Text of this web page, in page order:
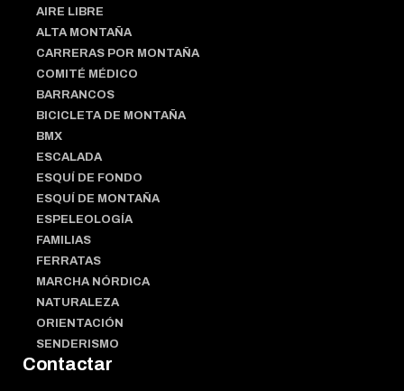
AIRE LIBRE
ALTA MONTAÑA
CARRERAS POR MONTAÑA
COMITÉ MÉDICO
BARRANCOS
BICICLETA DE MONTAÑA
BMX
ESCALADA
ESQUÍ DE FONDO
ESQUÍ DE MONTAÑA
ESPELEOLOGÍA
FAMILIAS
FERRATAS
MARCHA NÓRDICA
NATURALEZA
ORIENTACIÓN
SENDERISMO
Contactar